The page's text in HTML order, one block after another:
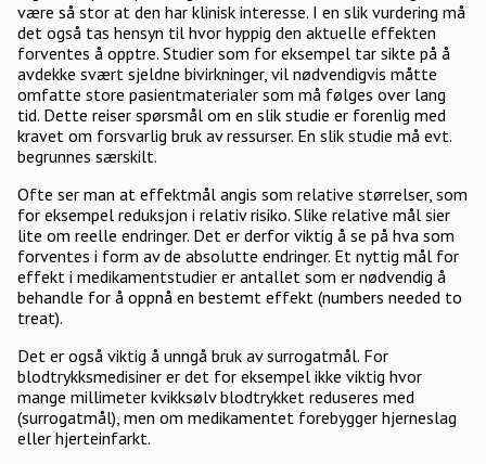
være så stor at den har klinisk interesse. I en slik vurdering må
det også tas hensyn til hvor hyppig den aktuelle effekten
forventes å opptre. Studier som for eksempel tar sikte på å
avdekke svært sjeldne bivirkninger, vil nødvendigvis måtte
omfatte store pasientmaterialer som må følges over lang
tid. Dette reiser spørsmål om en slik studie er forenlig med
kravet om forsvarlig bruk av ressurser. En slik studie må evt.
begrunnes særskilt.
Ofte ser man at effektmål angis som relative størrelser, som
for eksempel reduksjon i relativ risiko. Slike relative mål sier
lite om reelle endringer. Det er derfor viktig å se på hva som
forventes i form av de absolutte endringer. Et nyttig mål for
effekt i medikamentstudier er antallet som er nødvendig å
behandle for å oppnå en bestemt effekt (numbers needed to
treat).
Det er også viktig å unngå bruk av surrogatmål. For
blodtrykksmedisiner er det for eksempel ikke viktig hvor
mange millimeter kvikksølv blodtrykket reduseres med
(surrogatmål), men om medikamentet forebygger hjerneslag
eller hjerteinfarkt.